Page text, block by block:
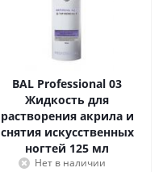
BAL Professional 03
Жидкость для
растворения акрила и
снятия искусcтвенных
ногтей 125 мл
Нет в наличии